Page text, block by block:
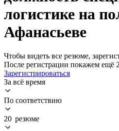
логистике на
Афанасьеве
Чтобы видеть все резюме,
После регистрации покажем ещё
Зарегистрироваться
За всё время
По соответствию
20 резюме